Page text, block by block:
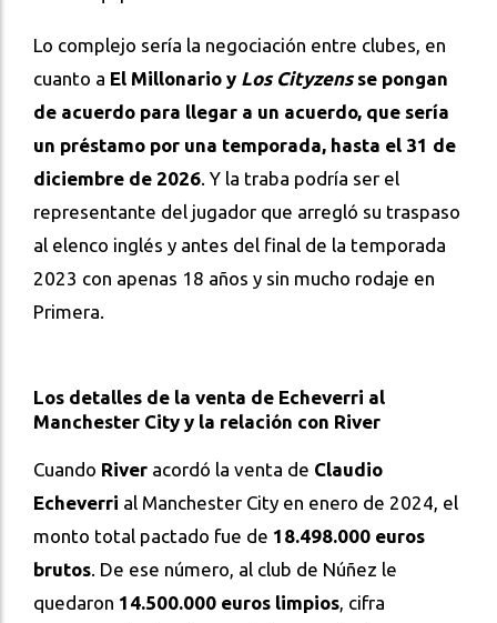
Lo complejo sería la negociación entre clubes, en
cuanto a El Millonario y Los Cityzensse pongan
de acuerdo para llegar a un acuerdo, que sería
un préstamo por una temporada, hasta el 31 de
diciembre de 2026. Y la traba podría ser el
representante del jugador que arregló su traspaso
al elenco inglés y antes del final de la temporada
2023 con apenas 18 años y sin mucho rodaje en
Primera.
Los detalles de la venta de Echeverri al
Manchester City y la relación con River
Cuando River acordó la venta de Claudio
Echeverri al Manchester City en enero de 2024, el
monto total pactado fue de 18.498.000 euros
brutos. De ese número, al club de Núñez le
quedaron 14.500.000 euros limpios, cifra